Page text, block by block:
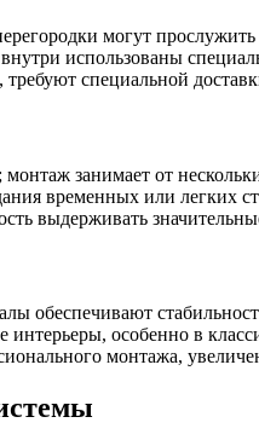
могут
использованы
специальной
занимает от
временных или легких
выдерживать
обеспечивают
интерьеры, особенно в
монтажа,